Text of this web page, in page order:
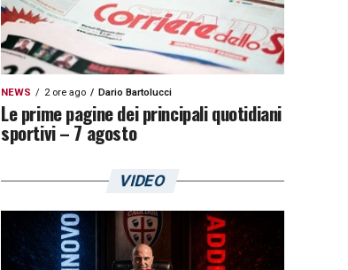
NEWS 2 ore ago Dario Bartolucci
Le prime pagine dei principali quotidiani
sportivi – 7 agosto
VIDEO